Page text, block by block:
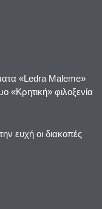
«Ledra Maleme»
«Κρητική» φιλοξενία
ευχή οι διακοπές